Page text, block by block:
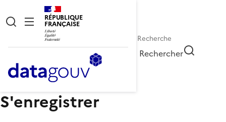
RÉPUBLIQUE
FRANÇAISE
Rechercher
S'enregistrer